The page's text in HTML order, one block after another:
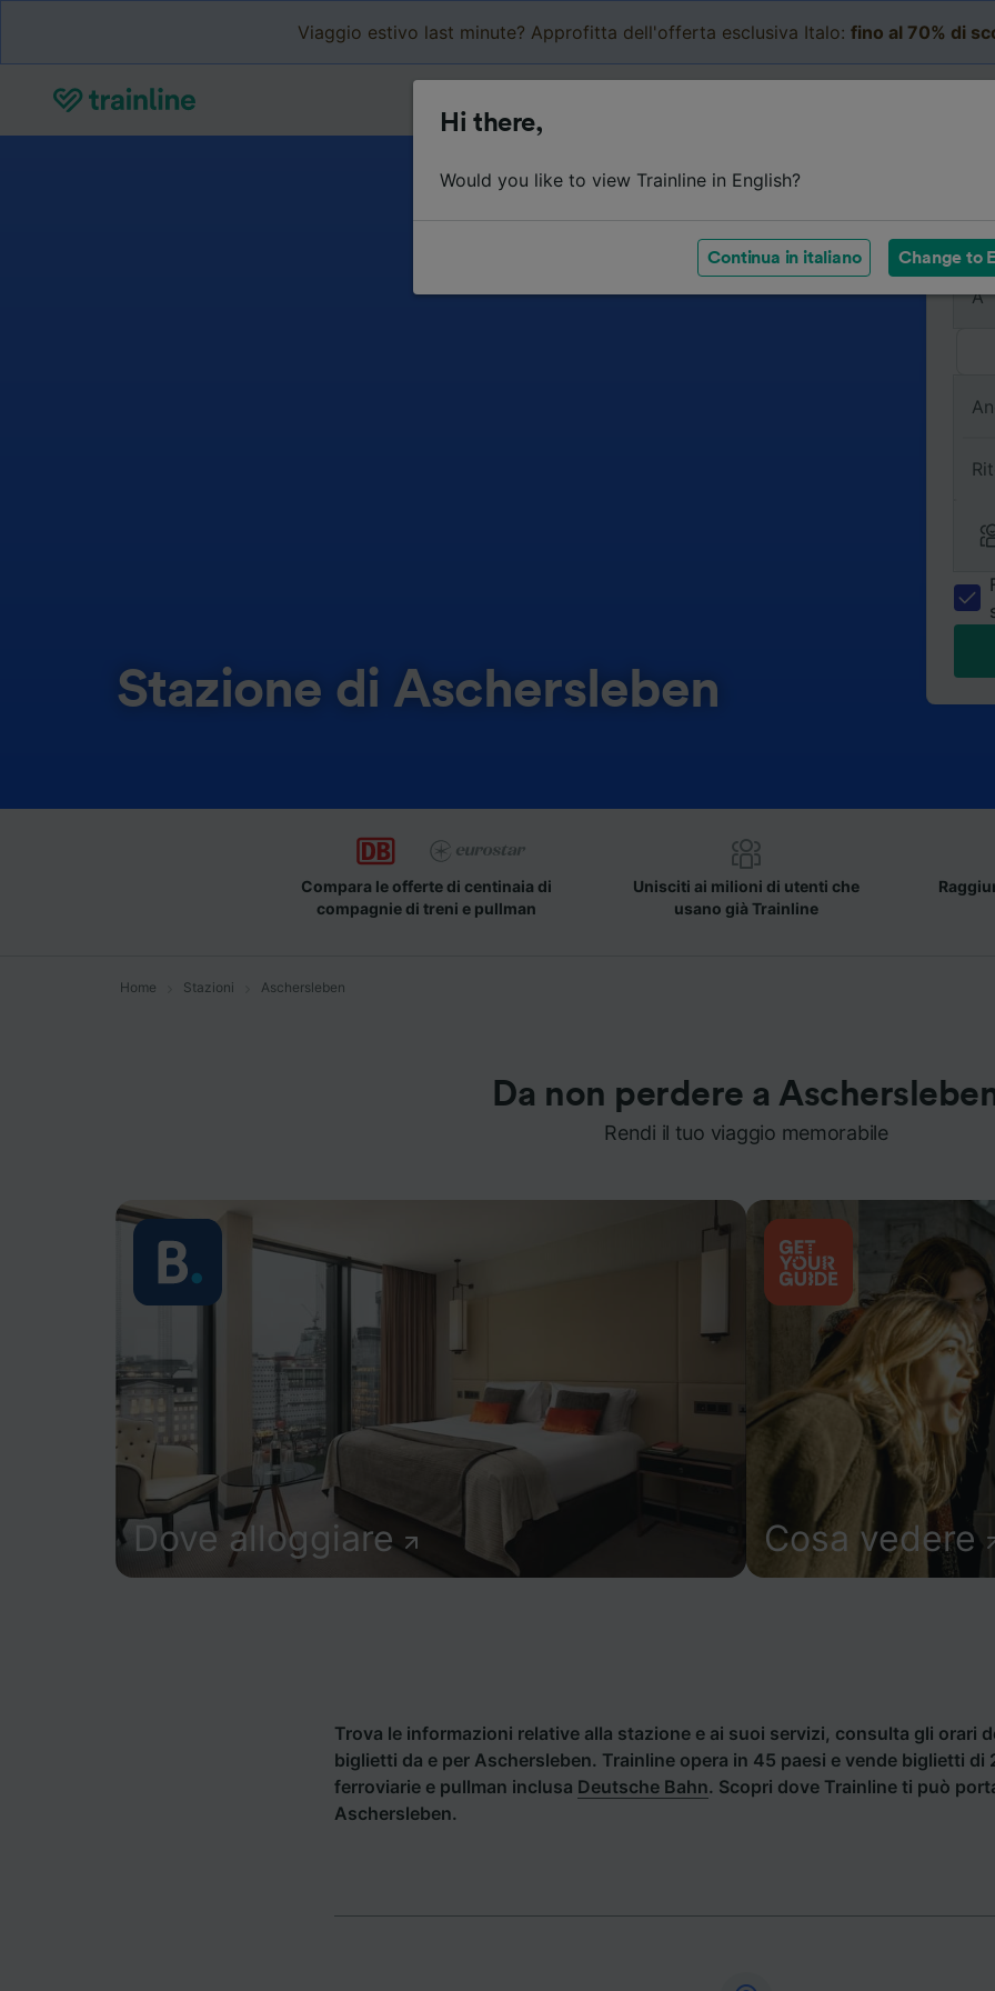
Viaggio estivo last minute? Approfitta dell'offerta esclusiva Italo: fino al 70% di
Stazione di Aschersleben
Da
A
Compara le offerte di centinaia di
compagnie di treni e pullman
Unisciti ai milioni di utenti che
usano già Trainline
Home Stazioni Aschersleben
Da non perdere a
Rendi il tuo viaggio memorabile
Dove alloggiare Cosa vedere
Trova le informazioni relative alla stazione e ai suoi servizi, consulta gli orari
biglietti da e per Aschersleben. Trainline opera in 45 paesi e vende biglietti di
ferroviarie e pullman inclusa Deutsche Bahn. Scopri dove Trainline ti può
Aschersleben.
Hi there,
Would you like to view Trainline in English?
Continua in italiano Change to